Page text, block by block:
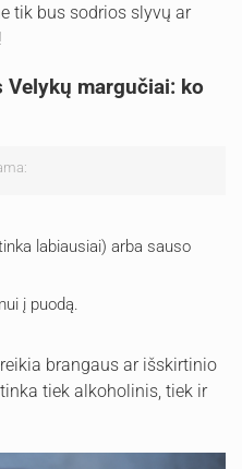
tik bus sodrios slyvų ar
margučiai: ko
labiausiai) arba sauso
į puodą.
brangaus ar išskirtinio
tiek alkoholinis, tiek ir